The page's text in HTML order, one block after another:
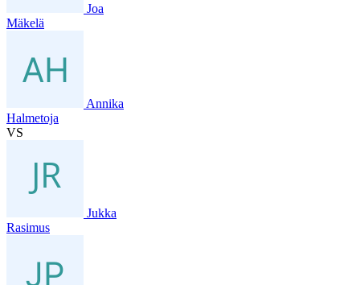
Joa
Mäkelä
Annika
Halmetoja
VS
Jukka
Rasimus